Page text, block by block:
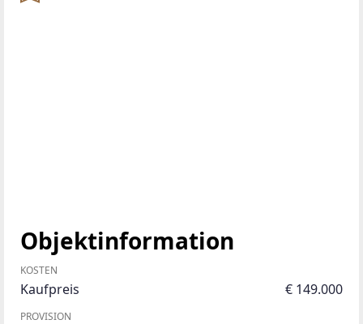
Objektinformation
KOSTEN
Kaufpreis € 149.000
PROVISION